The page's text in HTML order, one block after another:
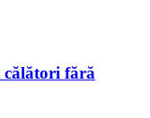
călători fără